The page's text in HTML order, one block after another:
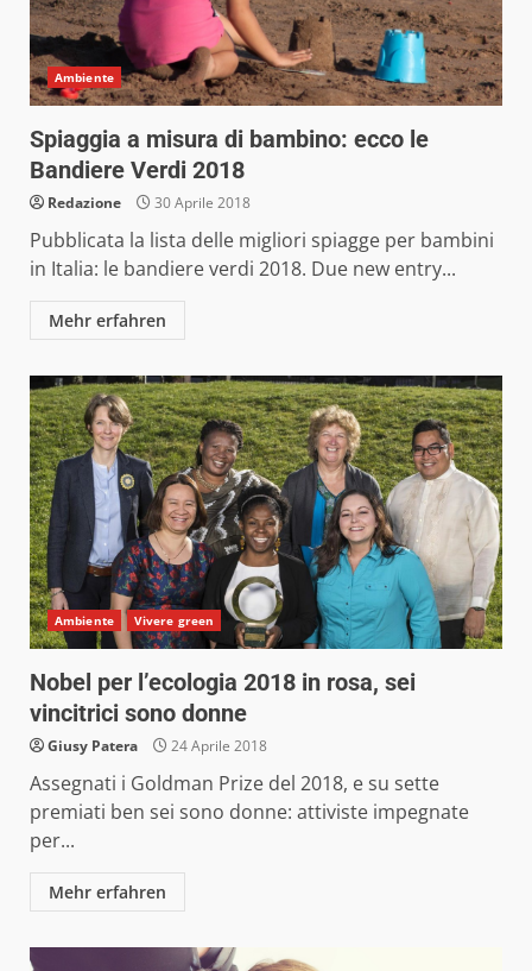
Ambiente
Spiaggia a misura di bambino: ecco le
Bandiere Verdi 2018
Redazione 30 Aprile 2018
Pubblicata la lista delle migliori spiagge per bambini
in Italia: le bandiere verdi 2018. Due new entry...
Mehr erfahren
Ambiente Vivere green
Nobel per l’ecologia 2018 in rosa, sei
vincitrici sono donne
Giusy Patera 24 Aprile 2018
Assegnati i Goldman Prize del 2018, e su sette
premiati ben sei sono donne: attiviste impegnate
per...
Mehr erfahren